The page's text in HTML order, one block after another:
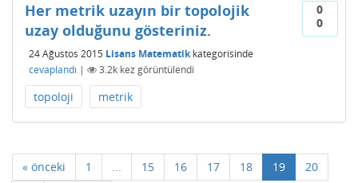
0
0
Her metrik uzayın bir topolojik
uzay olduğunu gösteriniz.
24 Ağustos 2015 Lisans Matematikkategorisinde
cevaplandı | 3.2k kez görüntülendi
topoloji metrik
« önceki 1 ... 15 16 17 18 19
20